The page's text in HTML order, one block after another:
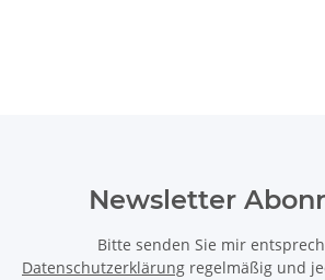
Newsletter
Bitte senden Sie mir
Datenschutzerklärung regelmäßig und